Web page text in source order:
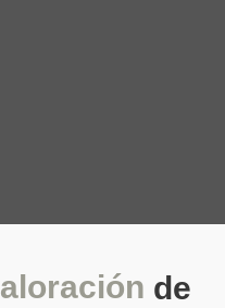
de